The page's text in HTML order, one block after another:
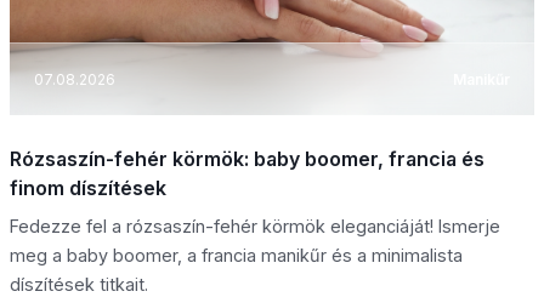
07.08.2026
Rózsaszín-fehér körmök: baby boomer, francia és
finom díszítések
Fedezze fel a rózsaszín-fehér körmök eleganciáját! Ismerje
meg a baby boomer, a francia manikűr és a minimalista
díszítések titkait.